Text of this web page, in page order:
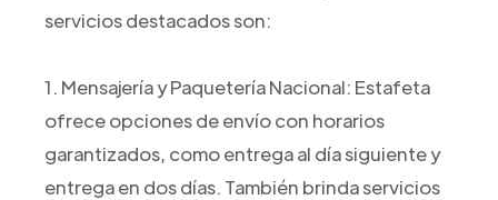
servicios destacados son:
1. Mensajería y Paquetería Nacional: Estafeta
ofrece opciones de envío con horarios
garantizados, como entrega al día siguiente y
entrega en dos días. También brinda servicios